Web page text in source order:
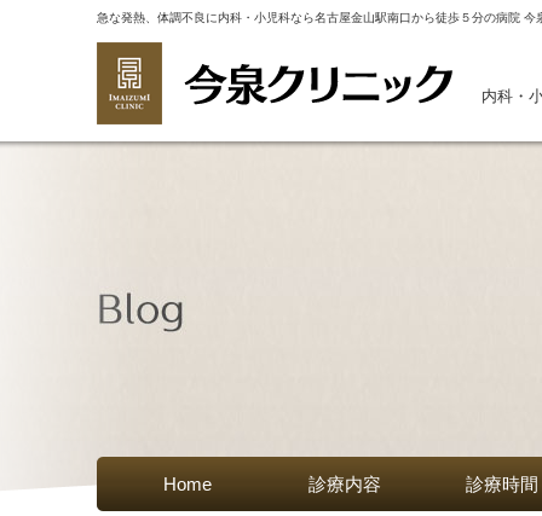
急な発熱、体調不良に内科・小児科なら名古屋金山駅南口から徒歩５分の病院 今
内科・
Home 診療内容 診療時間